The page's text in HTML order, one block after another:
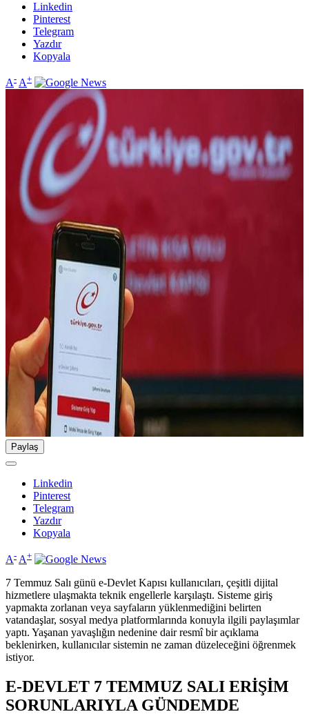
Linkedin
Pinterest
Telegram
Yazdır
Kopyala
A- A+
Paylaş
Linkedin
Pinterest
Telegram
Yazdır
Kopyala
A- A+
7 Temmuz Salı günü e-Devlet Kapısı kullanıcıları, çeşitli dijital
hizmetlere ulaşmakta teknik engellerle karşılaştı. Sisteme giriş
yapmakta zorlanan veya sayfaların yüklenmediğini belirten
vatandaşlar, sosyal medya platformlarında konuyla ilgili paylaşımlar
yaptı. Yaşanan yavaşlığın nedenine dair resmî bir açıklama
beklenirken, kullanıcılar sistemin ne zaman düzeleceğini öğrenmek
istiyor.
E-DEVLET 7 TEMMUZ SALI ERİŞİM
SORUNLARIYLA GÜNDEMDE